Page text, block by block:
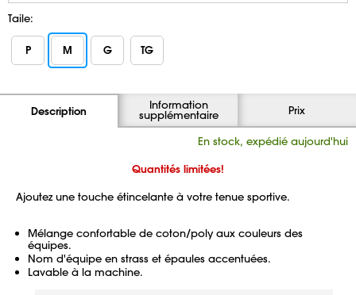
Taile:
P M G TG
Description Information
supplémentaire Prix
En stock, expédié aujourd'hui
Quantités limitées!
Ajoutez une touche étincelante à votre tenue sportive.
Mélange confortable de coton/poly aux couleurs des
équipes.
Nom d'équipe en strass et épaules accentuées.
Lavable à la machine.